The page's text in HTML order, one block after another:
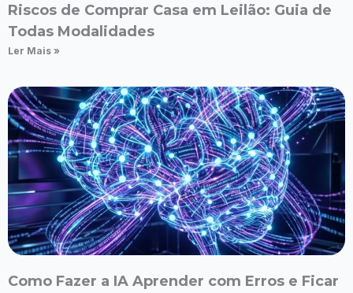
Riscos de Comprar Casa em Leilão: Guia de
Todas Modalidades
Ler Mais »
Como Fazer a IA Aprender com Erros e Ficar